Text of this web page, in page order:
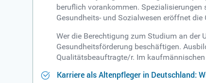
beruflich vorankommen.
Gesundheits- und Sozialwesen eröffnet
Wer die Berechtigung zum Studium an der
Gesundheitsförderung beschäftigen.
Qualitätsbeauftragte/r. Im
Karriere als Altenpfleger in Deutschland: